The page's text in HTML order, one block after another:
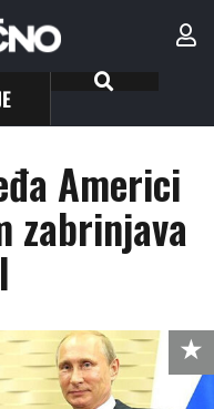
Americi
zabrinjava